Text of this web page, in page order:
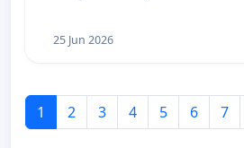
25 Jun 2026
1 2 3 4 5 6 7